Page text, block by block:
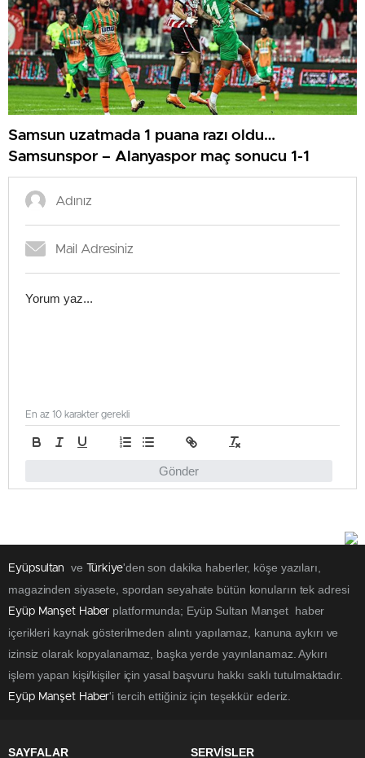
Samsun uzatmada 1 puana razı oldu…
Samsunspor – Alanyaspor maç sonucu 1-1
Gönder
En az 10 karakter gerekli
Eyüpsultan ve Türkiye'den son dakika haberler, köşe yazıları,
magazinden siyasete, spordan seyahate bütün konuların tek adresi
Eyüp Manşet Haber platformunda; Eyüp Sultan Manşet haber
içerikleri kaynak gösterilmeden alıntı yapılamaz, kanuna aykırı ve
izinsiz olarak kopyalanamaz, başka yerde yayınlanamaz. Aykırı
işlem yapan kişi/kişiler için yasal başvuru hakkı saklı tutulmaktadır.
Eyüp Manşet Haber'i tercih ettiğiniz için teşekkür ederiz.
SAYFALAR SERVİSLER